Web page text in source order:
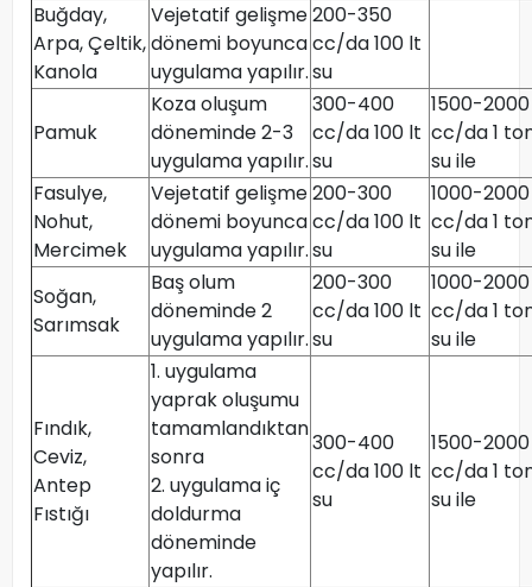
Buğday,
Arpa, Çeltik,
Kanola
Vejetatif gelişme
dönemi boyunca
uygulama yapılır.
200-350
cc/da 100 lt
su
Pamuk
Koza oluşum
döneminde 2-3
uygulama yapılır.
300-400
cc/da 100 lt
su
1500-2000
cc/da 1
su ile
Fasulye,
Nohut,
Mercimek
Vejetatif gelişme
dönemi boyunca
uygulama yapılır.
200-300
cc/da 100 lt
su
1000-2000
cc/da 1
su ile
Soğan,
Sarımsak
Baş olum
döneminde 2
uygulama yapılır.
200-300
cc/da 100 lt
su
1000-2000
cc/da 1
su ile
Fındık,
Ceviz,
Antep
Fıstığı
1. uygulama
yaprak oluşumu
tamamlandıktan
sonra
2. uygulama iç
doldurma
döneminde
yapılır.
300-400
cc/da 100 lt
su
1500-2000
cc/da 1
su ile